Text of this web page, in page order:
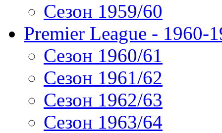
Сезон 1959/60
Premier League - 1960-
Сезон 1960/61
Сезон 1961/62
Сезон 1962/63
Сезон 1963/64